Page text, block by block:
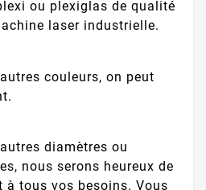
ou plexiglas de qualité
laser industrielle.
couleurs, on peut
diamètres ou
nous serons heureux de
à tous vos besoins. Vous